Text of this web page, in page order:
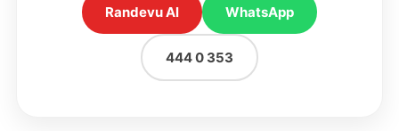
Randevu Al WhatsApp
444 0 353